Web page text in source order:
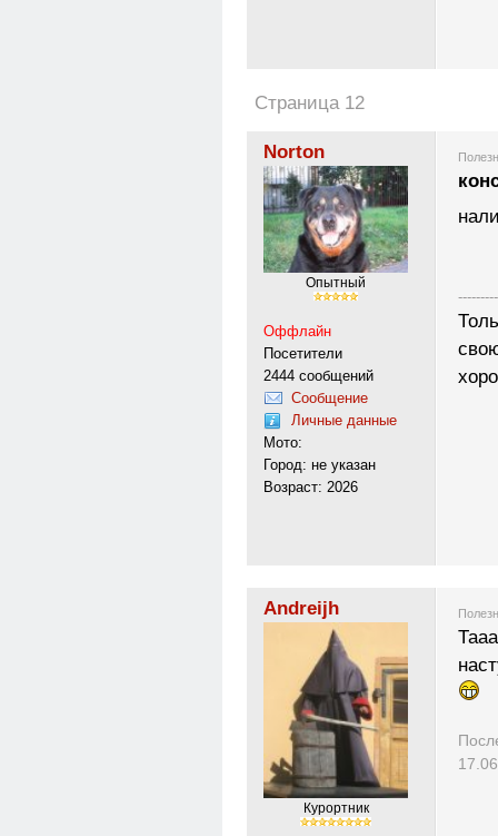
Страница 12
Norton
Опытный
Оффлайн
Посетители
2444 сообщений
Сообщение
Личные данные
Мото:
Город: не указан
Возраст: 2026
Andreijh
Курортник